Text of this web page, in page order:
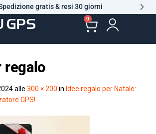
gratis & resi 30 giorni
0
regalo
alle 300 × 200 in Idee regalo per Natale:
GPS!